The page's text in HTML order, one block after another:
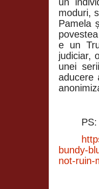
moduri,
Pamela
e un
judiciar,
unei
aducere
bundy-
not-ruin-